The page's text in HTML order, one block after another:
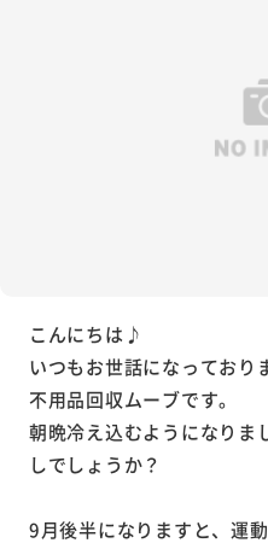
こんにちは♪
いつもお世話になっており
不用品回収ムーブです。
朝晩冷え込むようになりま
しでしょうか？
9月後半になりますと、運